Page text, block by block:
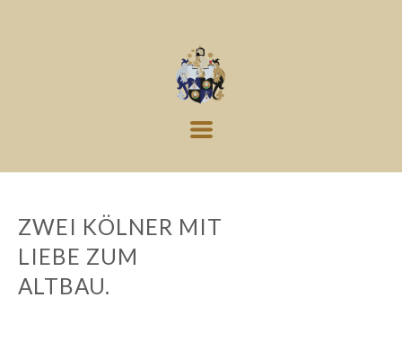
ZWEI KÖLNER MIT
LIEBE ZUM
ALTBAU.